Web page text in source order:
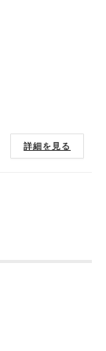
詳細を見る